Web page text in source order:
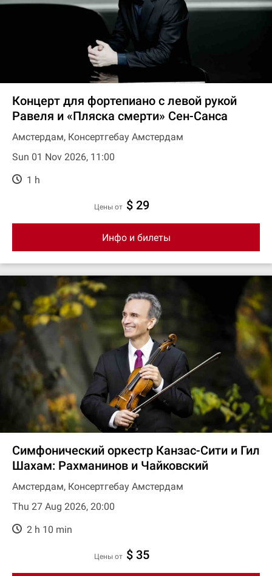
Концерт для фортепиано с левой рукой
Равеля и «Пляска смерти» Сен-Санса
Амстердам, Консертгебау Амстердам
Sun 01 Nov 2026, 11:00
1 h
цены от $ 29
Инфо и билеты
Симфонический оркестр Канзас-Сити и Гил
Шахам: Рахманинов и Чайковский
Амстердам, Консертгебау Амстердам
Thu 27 Aug 2026, 20:00
2 h 10 min
цены от $ 35